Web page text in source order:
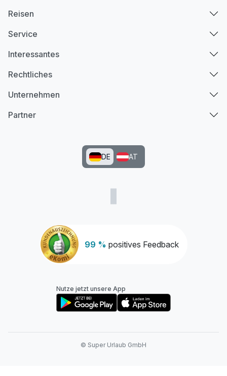
99 % positives Feedback
Reisen
Service
Interessantes
Rechtliches
Unternehmen
Partner
DE AT
Nutze jetzt unsere App
© Super Urlaub GmbH